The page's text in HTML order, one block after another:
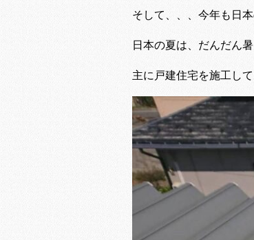
そして、、、今年も日
日本の夏は、だんだん
主に戸建住宅を施工し